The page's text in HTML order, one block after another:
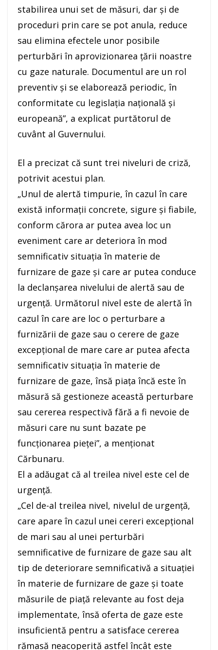
stabilirea unui set de măsuri, dar şi de
proceduri prin care se pot anula, reduce
sau elimina efectele unor posibile
perturbări în aprovizionarea ţării noastre
cu gaze naturale. Documentul are un rol
preventiv şi se elaborează periodic, în
conformitate cu legislaţia naţională şi
europeană”, a explicat purtătorul de
cuvânt al Guvernului.
El a precizat că sunt trei niveluri de criză,
potrivit acestui plan.
„Unul de alertă timpurie, în cazul în care
există informaţii concrete, sigure şi fiabile,
conform cărora ar putea avea loc un
eveniment care ar deteriora în mod
semnificativ situaţia în materie de
furnizare de gaze şi care ar putea conduce
la declanşarea nivelului de alertă sau de
urgenţă. Următorul nivel este de alertă în
cazul în care are loc o perturbare a
furnizării de gaze sau o cerere de gaze
excepţional de mare care ar putea afecta
semnificativ situaţia în materie de
furnizare de gaze, însă piaţa încă este în
măsură să gestioneze această perturbare
sau cererea respectivă fără a fi nevoie de
măsuri care nu sunt bazate pe
funcţionarea pieţei”, a menţionat
Cărbunaru.
El a adăugat că al treilea nivel este cel de
urgenţă.
„Cel de-al treilea nivel, nivelul de urgenţă,
care apare în cazul unei cereri excepţional
de mari sau al unei perturbări
semnificative de furnizare de gaze sau alt
tip de deteriorare semnificativă a situaţiei
în materie de furnizare de gaze şi toate
măsurile de piaţă relevante au fost deja
implementate, însă oferta de gaze este
insuficientă pentru a satisface cererea
rămasă neacoperită astfel încât este